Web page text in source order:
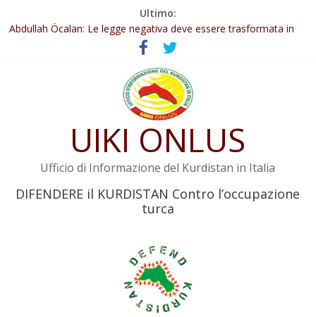
Ultimo:
Il KNK chiede un’azione internazionale contro i crimini di guerra
dell’Iran
Abdullah Öcalan: Le legge negativa deve essere trasformata in
Inizia la seconda fase del processo
Commissione donne del KNK: Şengal è di nuovo sotto minaccia
Non tenere conto della situazione di Rêber Apo ostacolerebbe
l’attuazione della leggeUIKI ONLUS
Ufficio di Informazione del Kurdistan in Italia
DIFENDERE il KURDISTAN Contro l’occupazione
turca